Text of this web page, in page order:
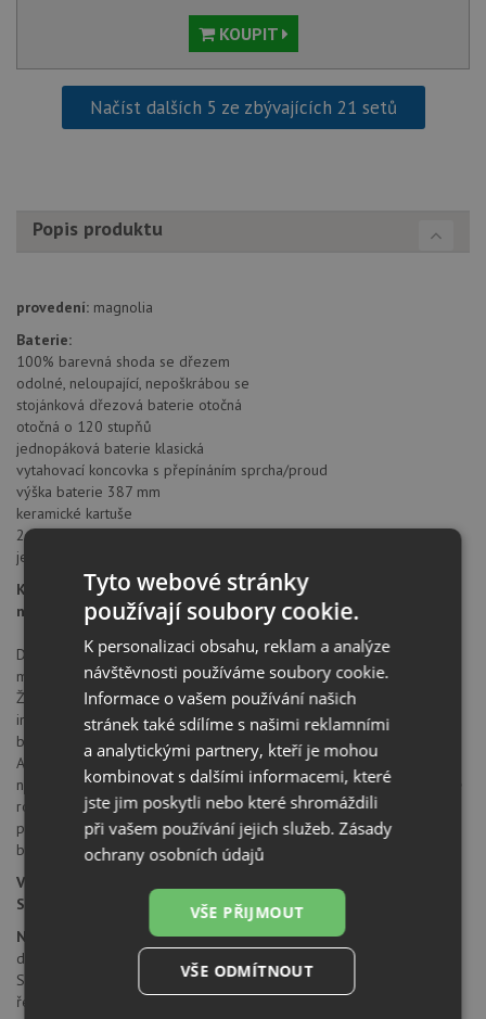
KOUPIT
Načíst dalších 5 ze zbývajících 21 setů
Popis produktu
provedení: magnolia
Baterie:
100% barevná shoda se dřezem
odolné, neloupající, nepoškrábou se
stojánková dřezová baterie otočná
otočná o 120 stupňů
jednopáková baterie klasická
vytahovací koncovka s přepínáním sprcha/proud
výška baterie 387 mm
keramické kartuše
2 pružné propojovací hadice o délce 450 mm
je zapotřebí otvor o průměru 35 mm
Kuchyňské armatury SCHOCK - funkčnost a komfort pro
nejvyšší nároky
Dokonalá symetrie baterie a dřezu v perfektní barevné i
materiálové harmonii. V tom spočívá zvláštní síla baterií Schock.
Žádné barevné odchylky. Naprosto identické barvy. Vytvořeno
inovační patentovanou technologií vyvinutou firmou Schock. Objímka
baterie z materiálu Cristalite® ve stejném provedení jako dřez.
Absolutně nárazuvzdorné, extrémně odolné. Žádný kontakt
nezanechá stopy. Absolutně vodovzdorné, neloupající se, mimořádně
robustní, houževnaté a odolné vůči vrypu. Díky tomu všemu
perfektně odolává v každodenním používání. Takže oprýskané
barevné baterie jsou již věcí minulosti.
Všechny barvy baterií Schock cristalite skvěle doplňují dřezy
Schock ve stejném provedení.
Německá značka Schockv sobě zahrnuje tradici a vývoj trvající
déle než 80 let. Již od roku 1924, kdy byla založena společnost
Schock, byla historie společnosti založena na úspěchu inovativních
řešení. V roce 1979 byla firma Schock první v Evropě, kdo začal
Tyto webové stránky
používají soubory cookie.
K personalizaci obsahu, reklam a analýze
návštěvnosti používáme soubory cookie.
Informace o vašem používání našich
stránek také sdílíme s našimi reklamními
a analytickými partnery, kteří je mohou
kombinovat s dalšími informacemi, které
jste jim poskytli nebo které shromáždili
při vašem používání jejich služeb.Zásady
ochrany osobních údajů
VŠE PŘIJMOUT
VŠE ODMÍTNOUT